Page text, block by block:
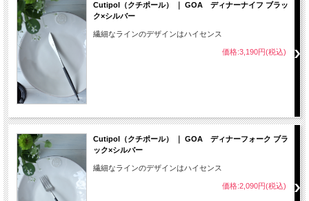
Cutipol（クチポール） ｜ GOA ディナーナイフ ブラッ
ク×シルバー
繊細なラインのデザインはハイセンス
価格:3,190円(税込)
Cutipol（クチポール） ｜ GOA ディナーフォーク ブラ
ック×シルバー
繊細なラインのデザインはハイセンス
価格:2,090円(税込)